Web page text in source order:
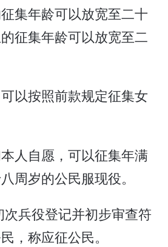
集年龄可以放宽至二十
征集年龄可以放宽至二
以按照前款规定征集女
人自愿，可以征集年满
周岁的公民服现役。
兵役登记并初步审查符
，称应征公民。